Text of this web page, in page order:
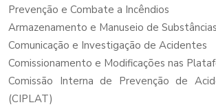
Prevenção e Combate a Incêndios
Armazenamento e Manuseio de
Comunicação e Investigação de Acidentes
Comissionamento e Modificações nas
Comissão Interna de Prevenção de
(CIPLAT)